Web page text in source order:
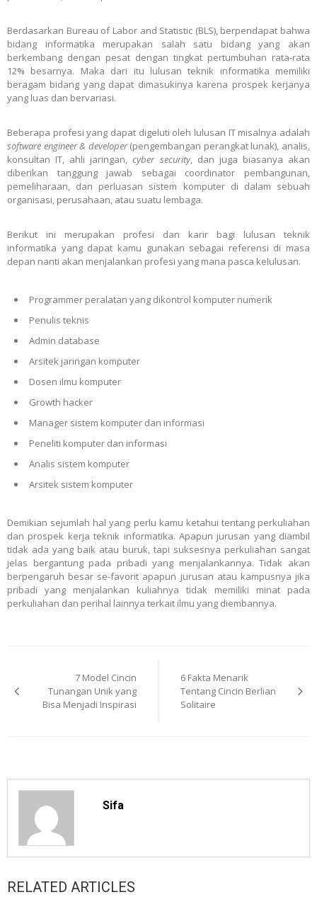
Berdasarkan Bureau of Labor and Statistic (BLS), berpendapat bahwa
bidang informatika merupakan salah satu bidang yang akan
berkembang dengan pesat dengan tingkat pertumbuhan rata-rata
12% besarnya. Maka dari itu lulusan teknik informatika memiliki
beragam bidang yang dapat dimasukinya karena prospek kerjanya
yang luas dan bervariasi.
Beberapa profesi yang dapat digeluti oleh lulusan IT misalnya adalah
software engineer & developer(pengembangan perangkat lunak), analis,
konsultan IT, ahli jaringan,cyber security, dan juga biasanya akan
diberikan tanggung jawab sebagai coordinator pembangunan,
pemeliharaan, dan perluasan sistem komputer di dalam sebuah
organisasi, perusahaan, atau suatu lembaga.
Berikut ini merupakan profesi dan karir bagi lulusan teknik
informatika yang dapat kamu gunakan sebagai referensi di masa
depan nanti akan menjalankan profesi yang mana pasca kelulusan.
Programmer peralatan yang dikontrol komputer numerik
Penulis teknis
Admin database
Arsitek jaringan komputer
Dosen ilmu komputer
Growth hacker
Manager sistem komputer dan informasi
Peneliti komputer dan informasi
Analis sistem komputer
Arsitek sistem komputer
Demikian sejumlah hal yang perlu kamu ketahui tentang perkuliahan
dan prospek kerja teknik informatika. Apapun jurusan yang diambil
tidak ada yang baik atau buruk, tapi suksesnya perkuliahan sangat
jelas bergantung pada pribadi yang menjalankannya. Tidak akan
berpengaruh besar se-favorit apapun jurusan atau kampusnya jika
pribadi yang menjalankan kuliahnya tidak memiliki minat pada
perkuliahan dan perihal lainnya terkait ilmu yang diembannya.
navigation
7 Model Cincin
Tunangan Unik yang
Bisa Menjadi Inspirasi
6 Fakta Menarik
Tentang Cincin Berlian
Solitaire
Sifa
RELATED ARTICLES